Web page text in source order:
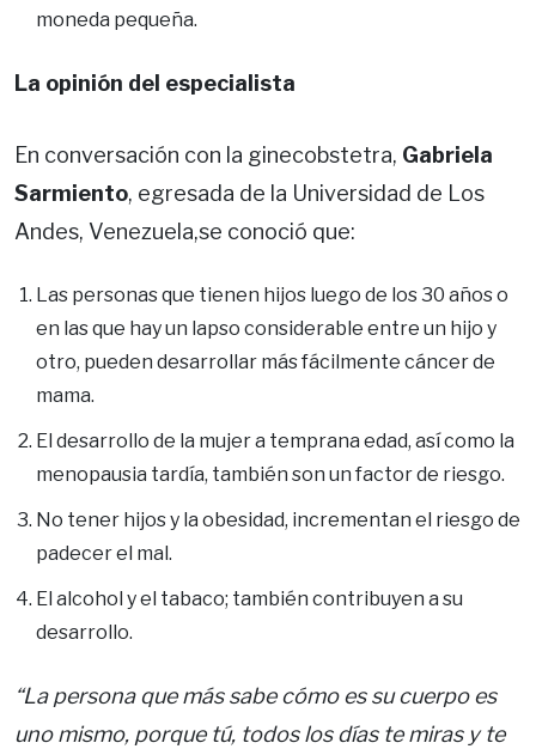
moneda pequeña.
La opinión del especialista
En conversación con la ginecobstetra, Gabriela
Sarmiento, egresada de la Universidad de Los
Andes, Venezuela,se conoció que:
Las personas que tienen hijos luego de los 30 años o
en las que hay un lapso considerable entre un hijo y
otro, pueden desarrollar más fácilmente cáncer de
mama.
El desarrollo de la mujer a temprana edad, así como la
menopausia tardía, también son un factor de riesgo.
No tener hijos y la obesidad, incrementan el riesgo de
padecer el mal.
El alcohol y el tabaco; también contribuyen a su
desarrollo.
“La persona que más sabe cómo es su cuerpo es
uno mismo, porque tú, todos los días te miras y te